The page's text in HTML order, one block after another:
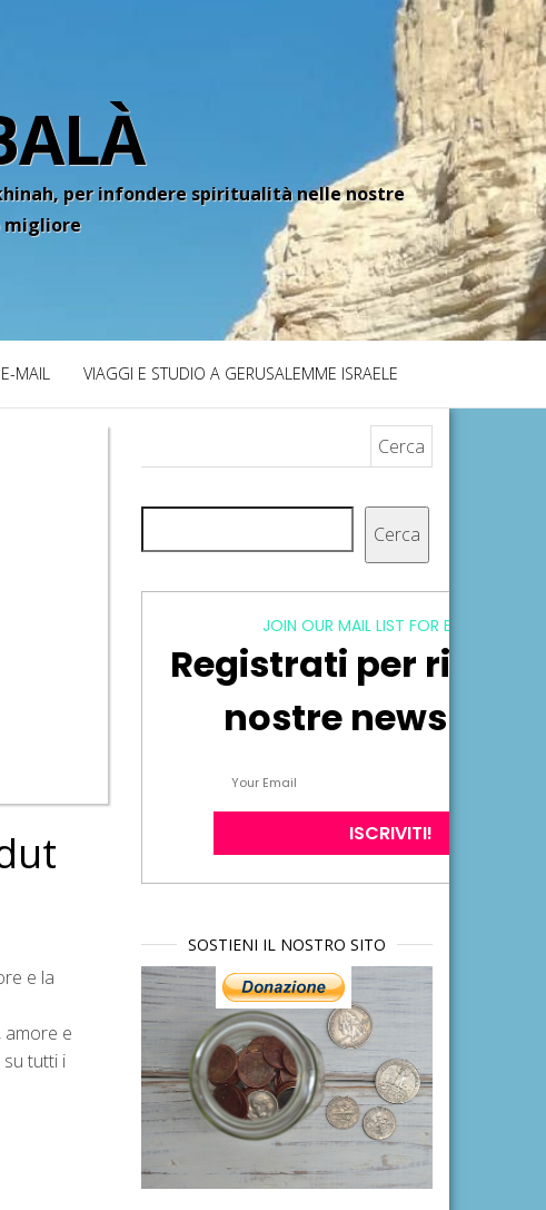
per infondere spiritualità nelle nostre
migliore
MAIL VIAGGI E STUDIO A GERUSALEMME ISRAELE
e la
amore e
tutti i
Cerca
JOIN OUR MAIL LIST FOR EXCLUSIVE
Registrati per
nostre
SOSTIENI IL NOSTRO SITO